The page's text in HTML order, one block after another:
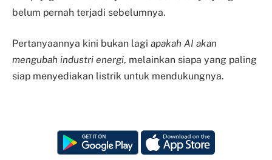
belum pernah terjadi sebelumnya.
Pertanyaannya kini bukan lagi apakah AI akan
mengubah industri energi, melainkan siapa yang paling
siap menyediakan listrik untuk mendukungnya.